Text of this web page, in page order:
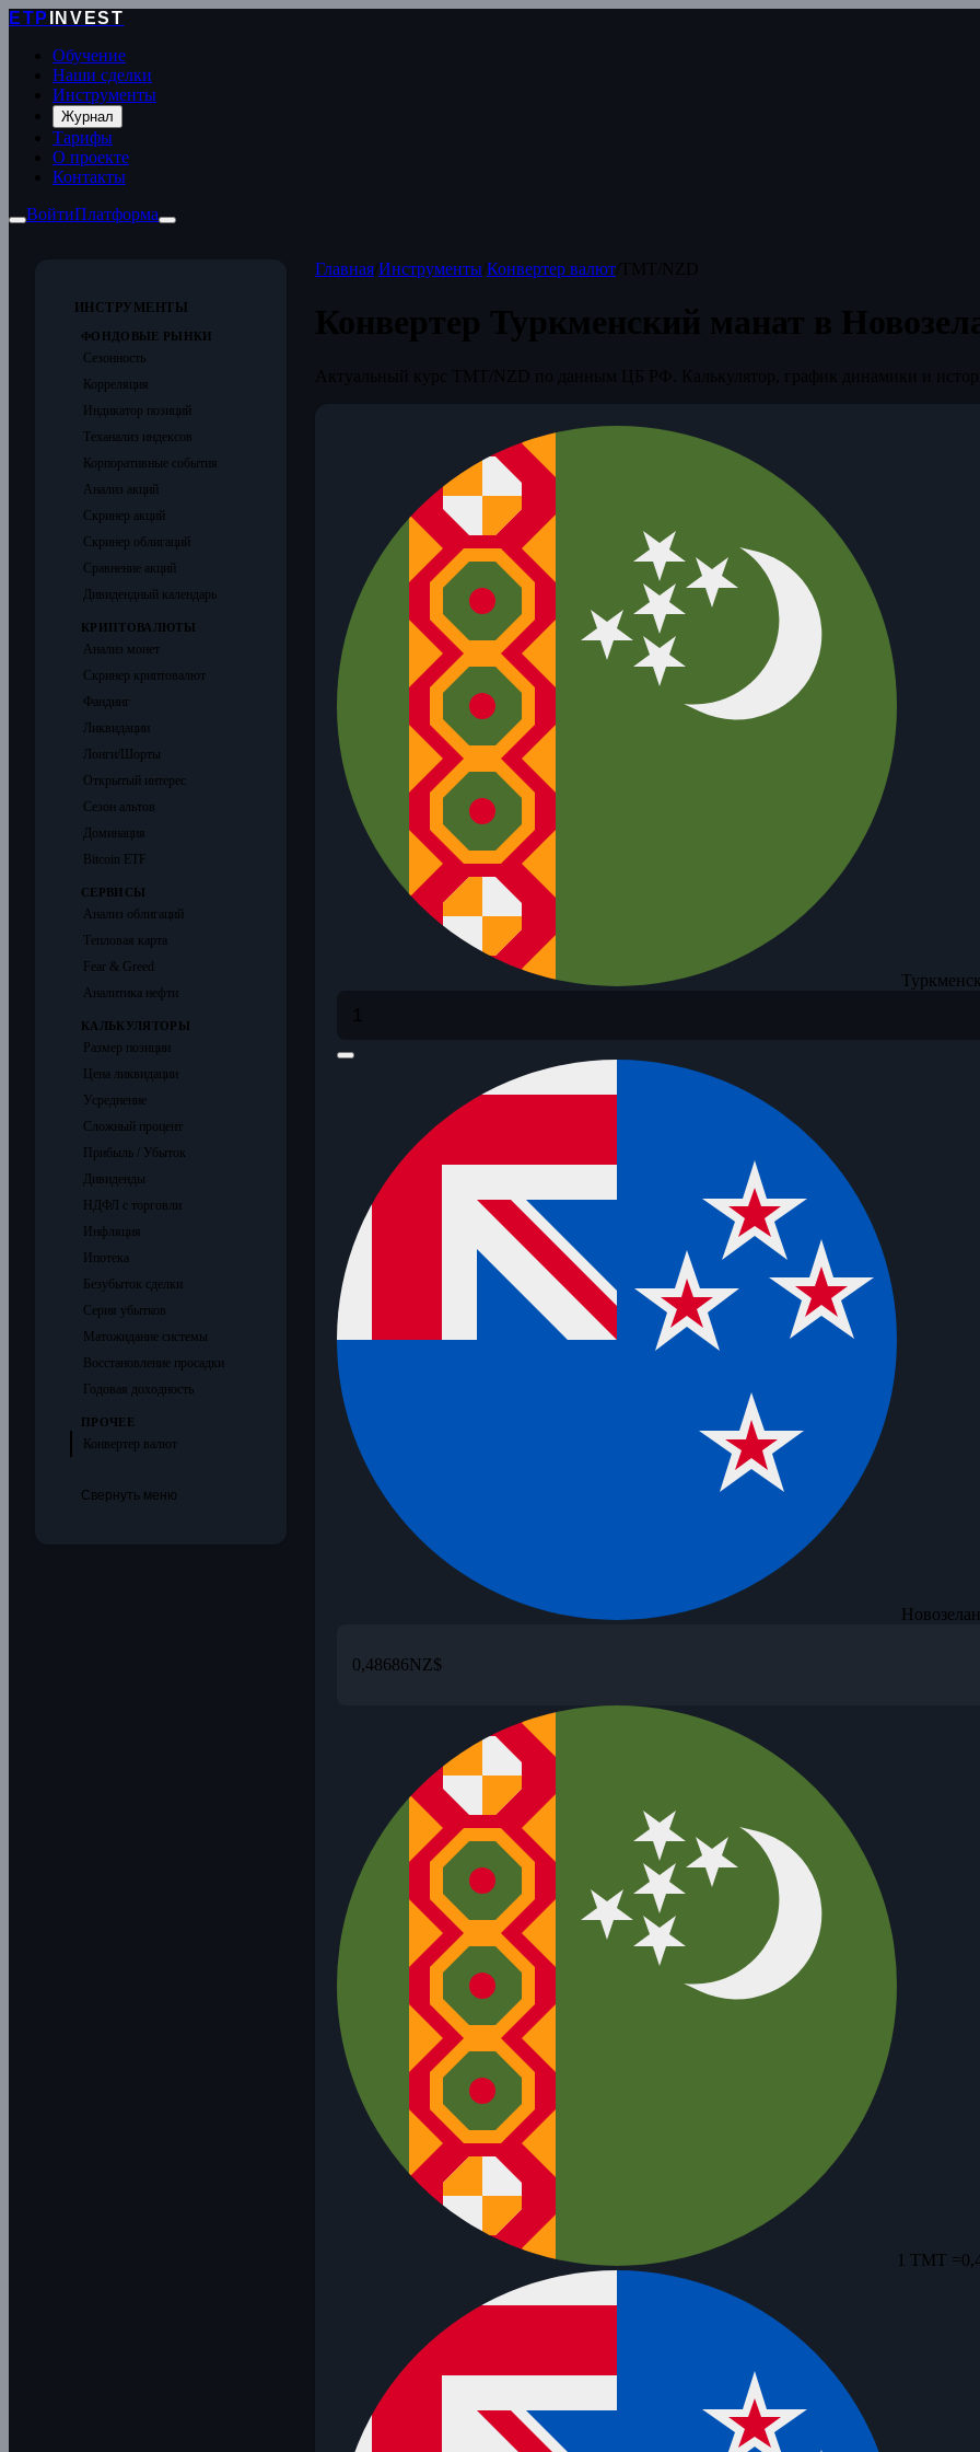
ETP
INVEST
Обучение
Наши сделки
Инструменты
Журнал
Тарифы
О проекте
Контакты
ВойтиПлатформа
ИНСТРУМЕНТЫ
ФОНДОВЫЕ РЫНКИ
Сезонность
Корреляция
Индикатор позиций
Теханализ индексов
Корпоративные события
Анализ акций
Скринер акций
Скринер облигаций
Сравнение акций
Дивидендный календарь
КРИПТОВАЛЮТЫ
Анализ монет
Скринер криптовалют
Фандинг
Ликвидации
Лонги/Шорты
Открытый интерес
Сезон альтов
Доминация
Bitcoin ETF
СЕРВИСЫ
Анализ облигаций
Тепловая карта
Fear & Greed
Аналитика нефти
КАЛЬКУЛЯТОРЫ
Размер позиции
Цена ликвидации
Усреднение
Сложный процент
Прибыль / Убыток
Дивиденды
НДФЛ с торговли
Инфляция
Ипотека
Безубыток сделки
Серия убытков
Матожидание системы
Восстановление просадки
Годовая доходность
ПРОЧЕЕ
Конвертер валют
Свернуть меню
Главная/ Инструменты/ Конвертер валют/
0,48686NZ$
1 TMT =